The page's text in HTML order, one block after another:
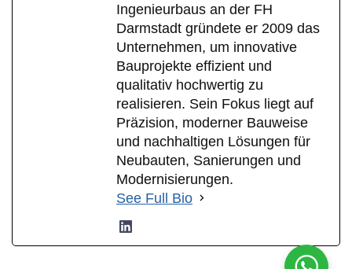
Ingenieurbaus an der FH
Darmstadt gründete er 2009 das
Unternehmen, um innovative
Bauprojekte effizient und
qualitativ hochwertig zu
realisieren. Sein Fokus liegt auf
Präzision, moderner Bauweise
und nachhaltigen Lösungen für
Neubauten, Sanierungen und
Modernisierungen.
See Full Bio